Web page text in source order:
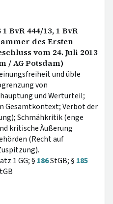
1 BvR 444/13, 1 BvR
des Ersten
vom 24. Juli 2013
/ AG Potsdam)
und üble
von
und Werturteil;
Gesamtkontext; Verbot der
Schmähkritik (enge
kritische Äußerung
(Recht auf
1 GG; § 186StGB; § 185